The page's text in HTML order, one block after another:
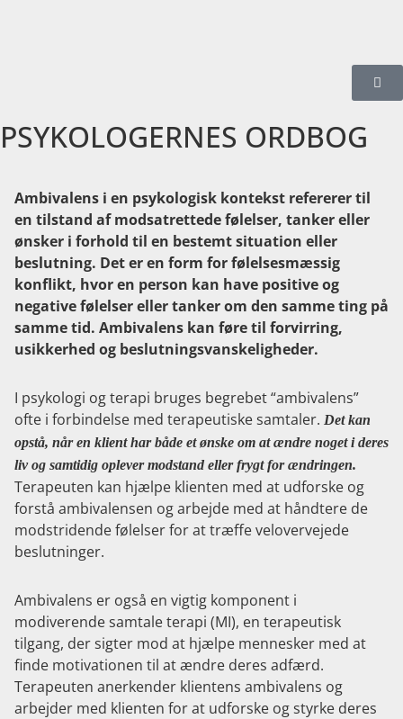
PSYKOLOGERNES ORDBOG
Ambivalens i en psykologisk kontekst refererer til
en tilstand af modsatrettede følelser, tanker eller
ønsker i forhold til en bestemt situation eller
beslutning. Det er en form for følelsesmæssig
konflikt, hvor en person kan have positive og
negative følelser eller tanker om den samme ting på
samme tid. Ambivalens kan føre til forvirring,
usikkerhed og beslutningsvanskeligheder.
I psykologi og terapi bruges begrebet “ambivalens”
ofte i forbindelse med terapeutiske samtaler. Det kan
opstå, når en klient har både et ønske om at ændre noget i deres
liv og samtidig oplever modstand eller frygt for ændringen.
Terapeuten kan hjælpe klienten med at udforske og
forstå ambivalensen og arbejde med at håndtere de
modstridende følelser for at træffe velovervejede
beslutninger.
Ambivalens er også en vigtig komponent i
modiverende samtale terapi (MI), en terapeutisk
tilgang, der sigter mod at hjælpe mennesker med at
finde motivationen til at ændre deres adfærd.
Terapeuten anerkender klientens ambivalens og
arbejder med klienten for at udforske og styrke deres